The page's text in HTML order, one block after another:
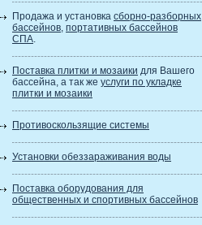
Продажа и установка сборно-разборных
бассейнов, портативных бассейнов
СПА.
Поставка плитки и мозаики для Вашего
бассейна, а так же услуги по укладке
плитки и мозаики
Противоскользящие системы
Установки обеззараживания воды
Поставка оборудования для
общественных и спортивных бассейнов